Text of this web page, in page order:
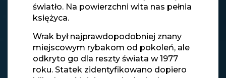
światło. Na powierzchni wita nas pełnia
księżyca.
Wrak był najprawdopodobniej znany
miejscowym rybakom od pokoleń, ale
odkryto go dla reszty świata w 1977
roku. Statek zidentyfikowano dopiero